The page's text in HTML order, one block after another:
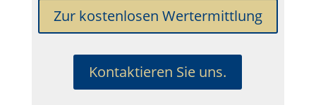
Zur kostenlosen Wertermittlung
Kontaktieren Sie uns.